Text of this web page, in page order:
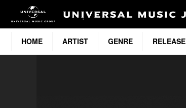
HOME ARTIST GENRE RELEASE